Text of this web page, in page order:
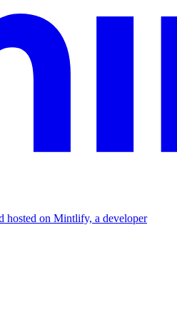
hosted on Mintlify, a developer